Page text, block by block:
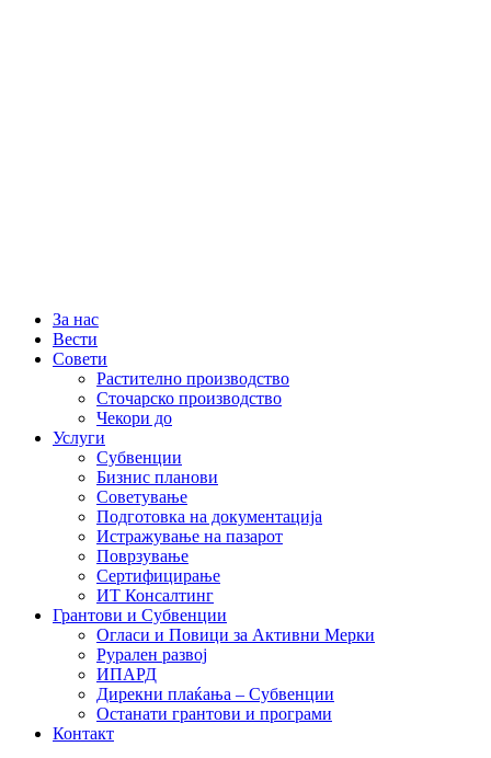
За нас
Вести
Совети
Растително производство
Сточарско производство
Чекори до
Услуги
Субвенции
Бизнис планови
Советување
Подготовка на документација
Истражување на пазарот
Поврзување
Сертифицирање
ИТ Консалтинг
Грантови и Субвенции
Огласи и Повици за Активни Мерки
Рурален развој
ИПАРД
Дирекни плаќања – Субвенции
Останати грантови и програми
Контакт